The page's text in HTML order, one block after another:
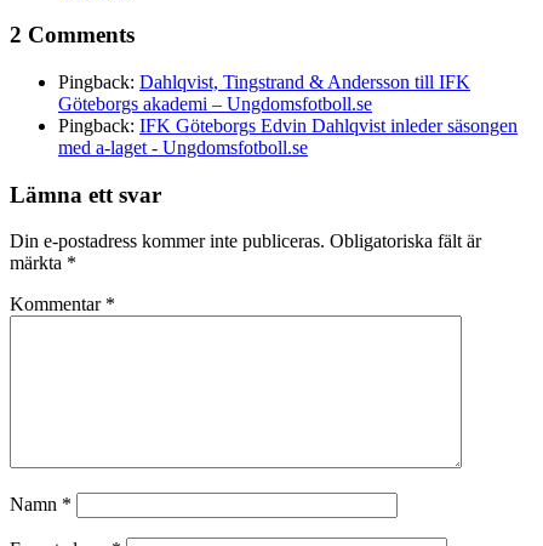
2 Comments
Pingback: Dahlqvist, Tingstrand & Andersson till IFK
Göteborgs akademi – Ungdomsfotboll.se
Pingback: IFK Göteborgs Edvin Dahlqvist inleder säsongen
med a-laget - Ungdomsfotboll.se
Lämna ett svar
Din e-postadress kommer inte publiceras. Obligatoriska fält är
märkta *
Kommentar *
Namn *